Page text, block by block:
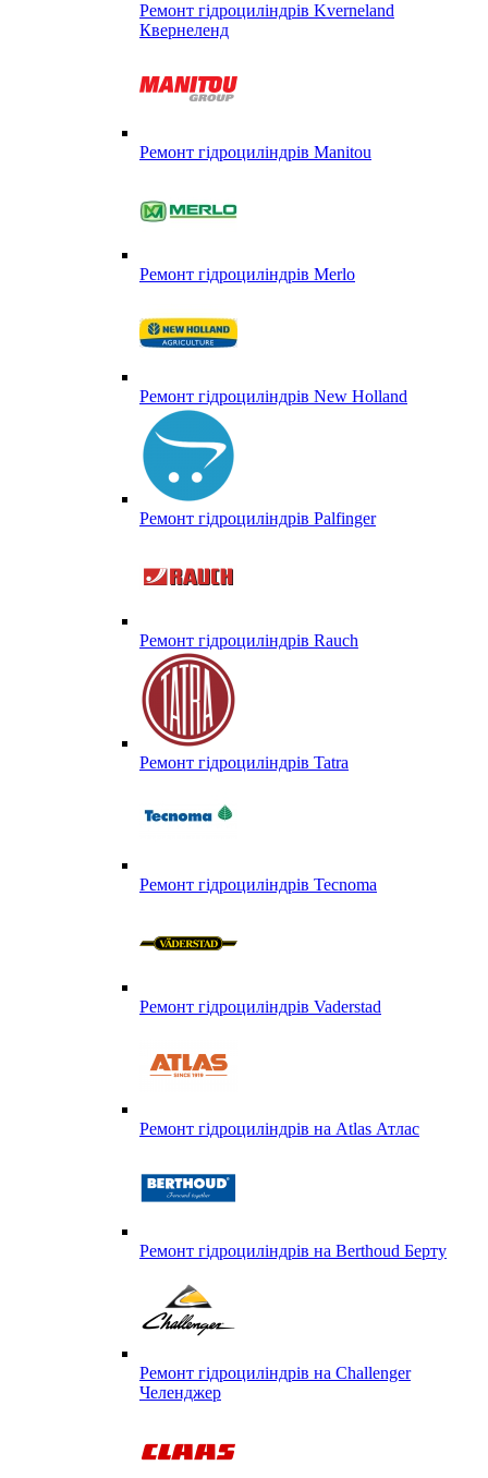
Ремонт гідроциліндрів Kverneland
Квернеленд
Ремонт гідроциліндрів Manitou
Ремонт гідроциліндрів Merlo
Ремонт гідроциліндрів New Holland
Ремонт гідроциліндрів Palfinger
Ремонт гідроциліндрів Rauch
Ремонт гідроциліндрів Tatra
Ремонт гідроциліндрів Tecnoma
Ремонт гідроциліндрів Vaderstad
Ремонт гідроциліндрів на Atlas Атлас
Ремонт гідроциліндрів на Berthoud Берту
Ремонт гідроциліндрів на Challenger
Челенджер